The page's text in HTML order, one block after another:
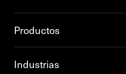
Productos
Industrias